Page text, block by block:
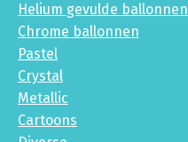
Helium gevulde ballonnen
Chrome ballonnen
Pastel
Crystal
Metallic
Cartoons